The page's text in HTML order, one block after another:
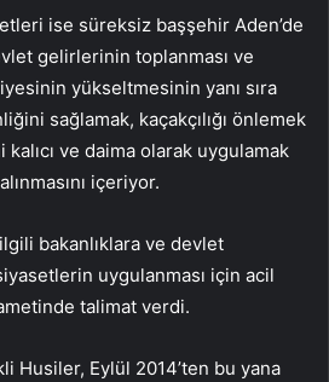
ise süreksiz başşehir Aden’de
gelirlerinin toplanması ve
yükseltmesinin yanı sıra
sağlamak, kaçakçılığı önlemek
ve daima olarak uygulamak
içeriyor.
bakanlıklara ve devlet
uygulanması için acil
talimat verdi.
Husiler, Eylül 2014’ten bu yana